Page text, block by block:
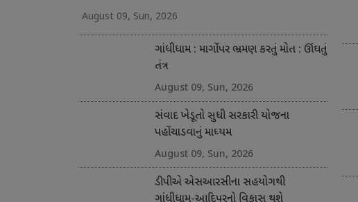
August 09, Sun, 2026
ગાંધીધામ : માર્ગો પર ભ્રમણ કરતું મોત : ઊંઘતું
તંત્ર
August 09, Sun, 2026
સંવાદ ખેડૂતો સુધી સરકારી યોજના
પહોંચાડવાનું માધ્યમ
August 09, Sun, 2026
ડીપીએ એસઆરસીના સહયોગથી